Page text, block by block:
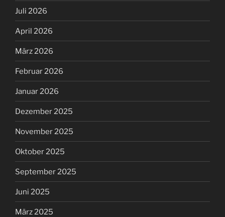
Juli 2026
April 2026
März 2026
Februar 2026
Januar 2026
Dezember 2025
November 2025
Oktober 2025
September 2025
Juni 2025
März 2025